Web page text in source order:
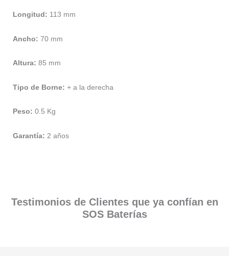
Longitud: 113 mm
Ancho: 70 mm
Altura: 85 mm
Tipo de Borne: + a la derecha
Peso: 0.5 Kg
Garantía: 2 años
Testimonios de Clientes que ya confían en
SOS Baterías